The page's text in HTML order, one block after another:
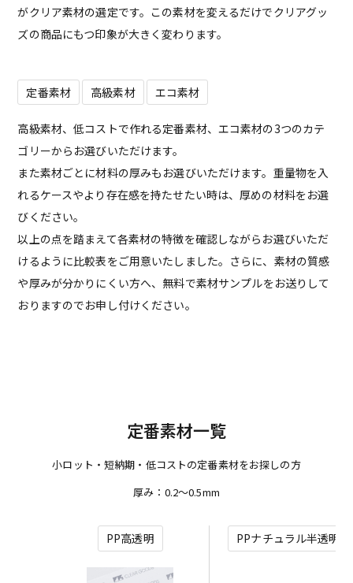
がクリア素材の選定です。この素材を変えるだけでクリアグッ
ズの商品にもつ印象が大きく変わります。
定番素材 高級素材 エコ素材
高級素材、低コストで作れる定番素材、エコ素材の3つのカテ
ゴリーからお選びいただけます。
また素材ごとに材料の厚みもお選びいただけます。重量物を入
れるケースやより存在感を持たせたい時は、厚めの材料をお選
びください。
以上の点を踏まえて各素材の特徴を確認しながらお選びいただ
けるように比較表をご用意いたしました。さらに、素材の質感
や厚みが分かりにくい方へ、 無料で素材サンプルをお送りして
おりますのでお申し付けください。
定番素材一覧
小ロット・短納期・低コストの定番素材をお探しの方
厚み：0.2～0.5mm
PP高透明 PPナチュラル半透明